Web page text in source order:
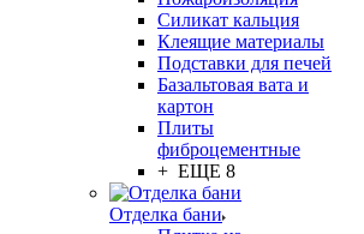
Силикат кальция
Клеящие материалы
Подставки для печей
Базальтовая вата и
картон
Плиты
фиброцементные
+ ЕЩЕ 8
Отделка бани